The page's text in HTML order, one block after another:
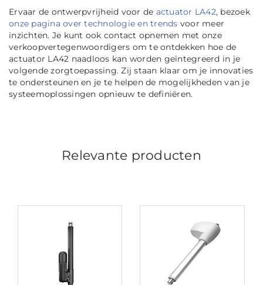
Ervaar de ontwerpvrijheid voor de actuator LA42, bezoek
onze pagina over technologie en trends voor meer
inzichten. Je kunt ook contact opnemen met onze
verkoopvertegenwoordigers om te ontdekken hoe de
actuator LA42 naadloos kan worden geïntegreerd in je
volgende zorgtoepassing. Zij staan klaar om je innovaties
te ondersteunen en je te helpen de mogelijkheden van je
systeemoplossingen opnieuw te definiëren.
Relevante producten